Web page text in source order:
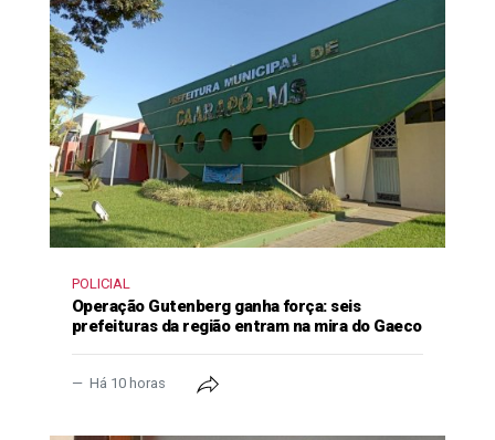
POLICIAL
Operação Gutenberg ganha força: seis
prefeituras da região entram na mira do Gaeco
Há 10 horas